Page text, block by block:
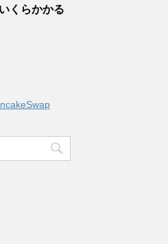
くらかかる